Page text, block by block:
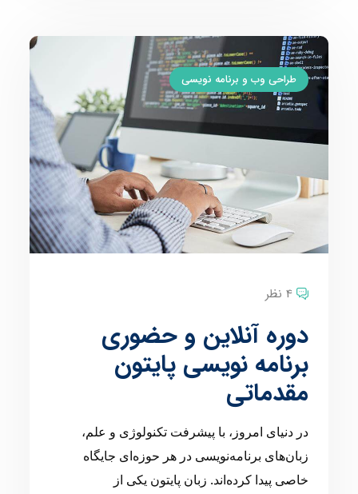
طراحی وب و برنامه نویسی
4 نظر
دوره آنلاین و حضوری
برنامه نویسی پایتون
مقدماتی
در دنیای امروز، با پیشرفت تکنولوژی و علم،
زبان‌های برنامه‌نویسی در هر حوزه‌ای جایگاه
خاصی پیدا کرده‌اند. زبان پایتون یکی از